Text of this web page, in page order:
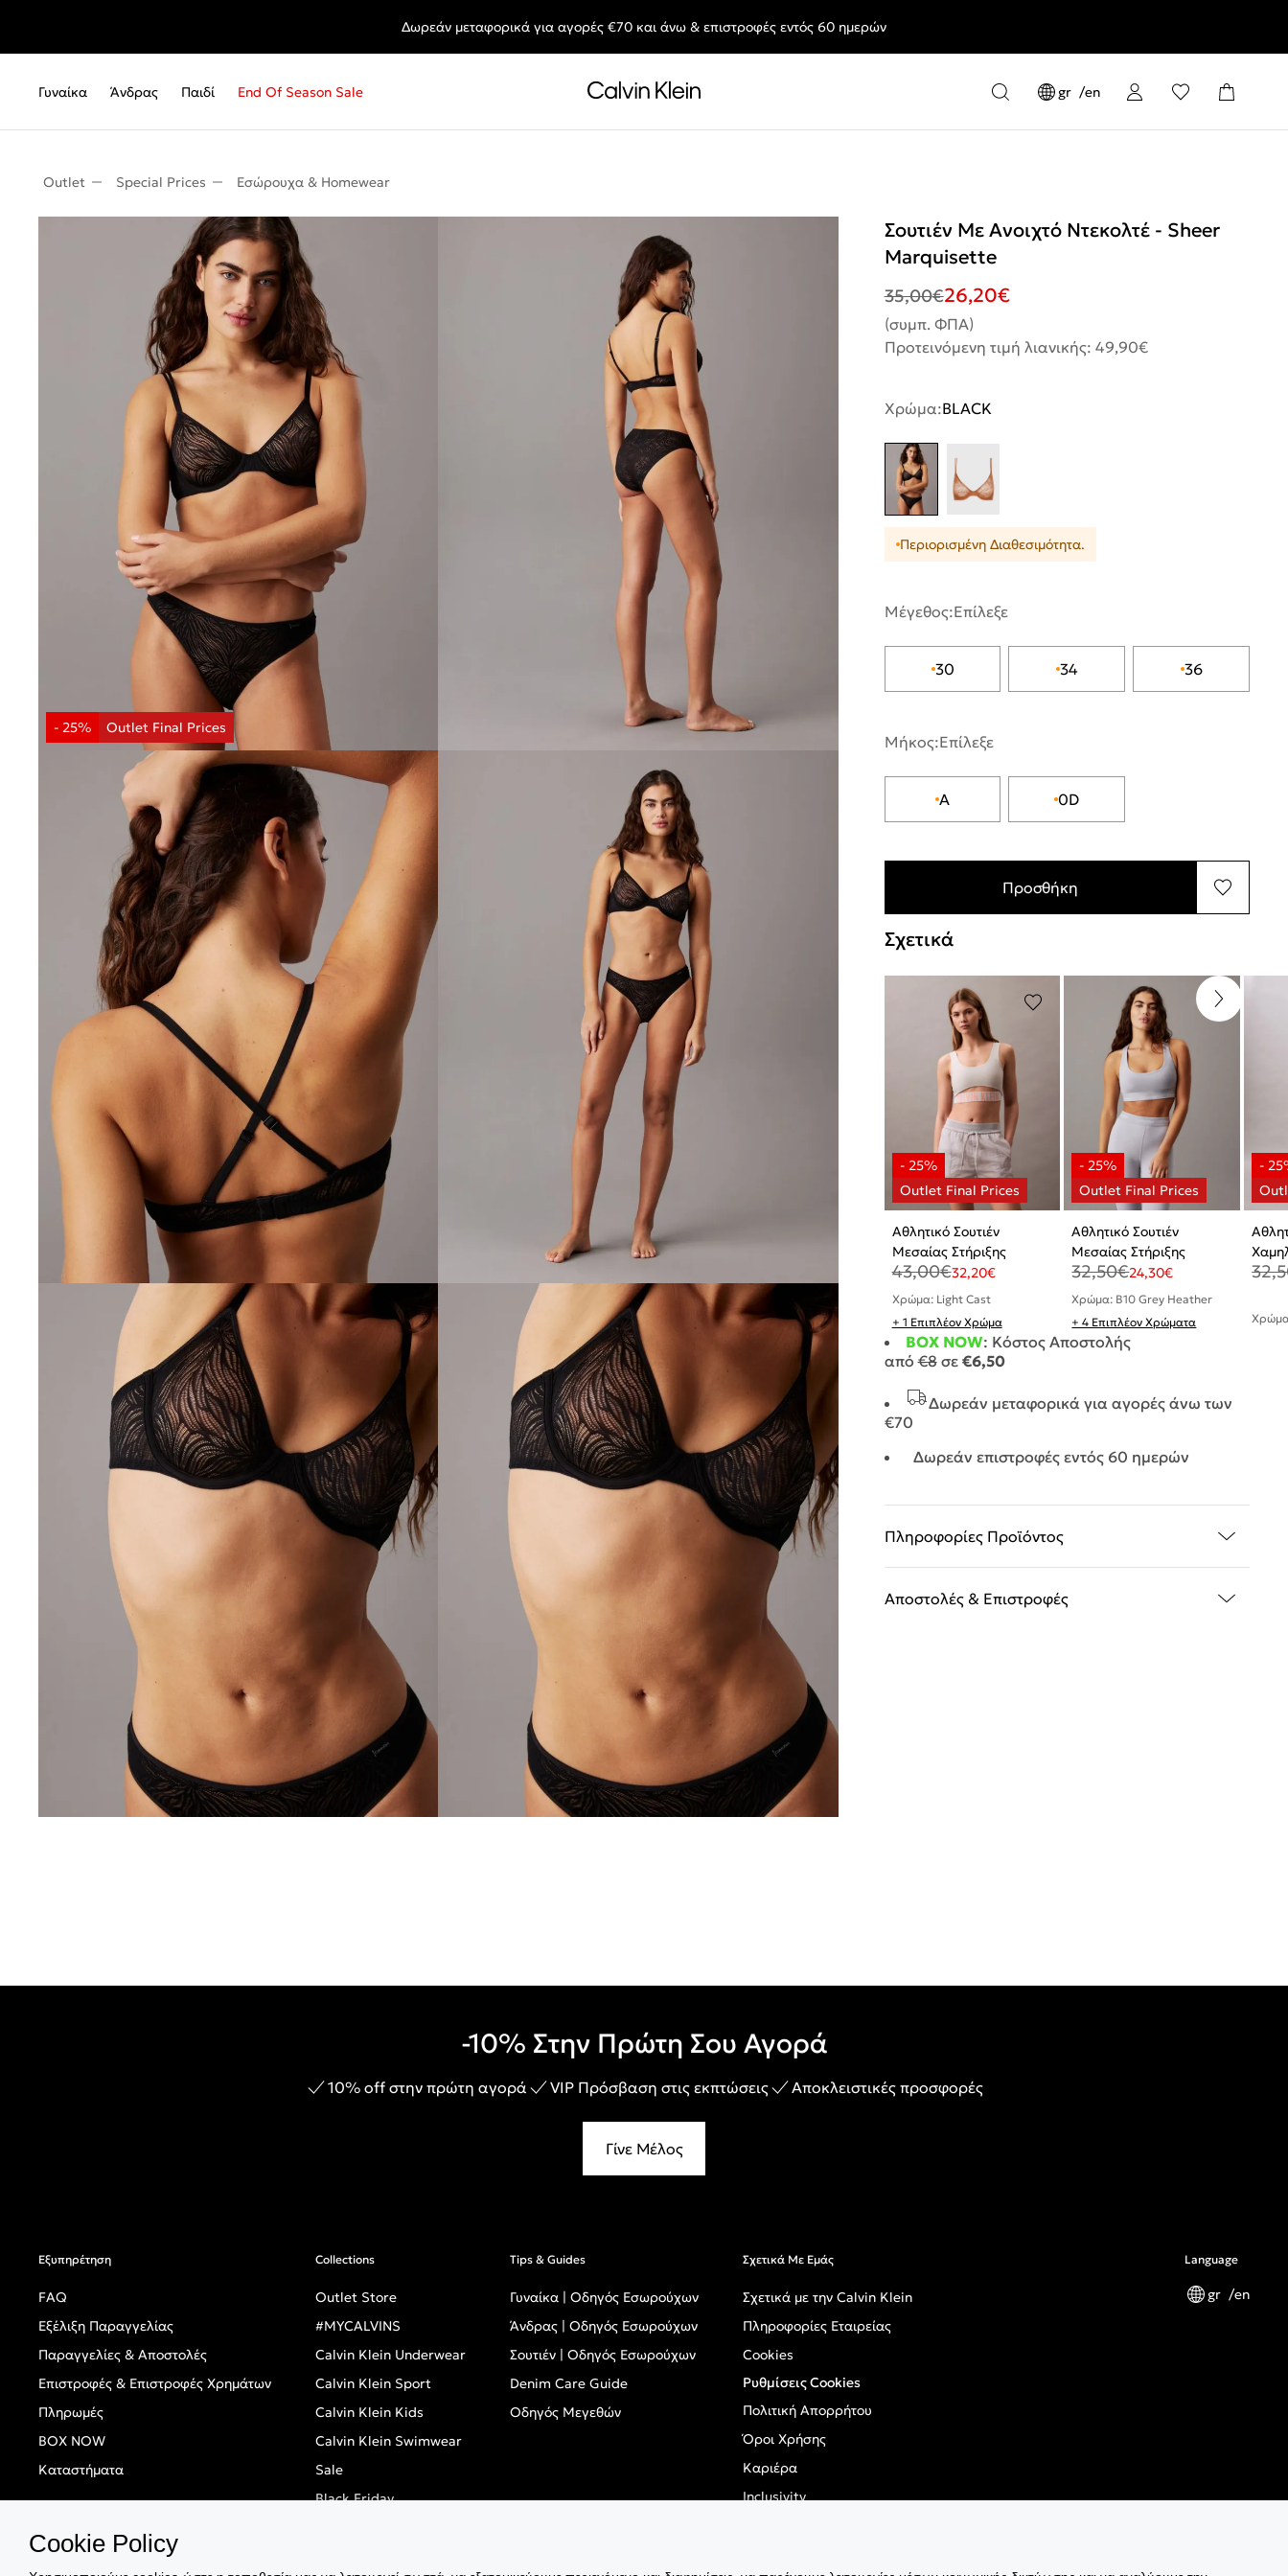
End of Season Sale: Αγαπημένα styles, στις τιμές που θες.
Δωρεάν μεταφορικά για αγορές €70 και άνω & επιστροφές εντός 60 ημερών
Γυναίκα Άνδρας Παιδί End Of Season Sale gr en
Outlet Special Prices Εσώρουχα & Homewear
Σουτιέν Με Ανοιχτό Ντεκολτέ - Sheer
Marquisette
35,00€26,20€
(συμπ. ΦΠΑ)
Προτεινόμενη τιμή λιανικής: 49,90€
Χρώμα:BLACK
Περιορισμένη Διαθεσιμότητα.
Μέγεθος:Επίλεξε
30 34 36
Μήκος:Επίλεξε
A 0D
Προσθήκη
Σχετικά
Αθλητικό Σουτιέν
Μεσαίας Στήριξης
43,00€32,20€
Χρώμα: Light Cast
+ 1 Επιπλέον Χρώμα
Αθλητικό Σουτιέν
Μεσαίας Στήριξης
32,50€24,30€
Χρώμα: B10 Grey Heather
+ 4 Επιπλέον Χρώματα
BOX NOW: Κόστος Αποστολής
από€8σε €6,50
Δωρεάν μεταφορικά για αγορές άνω των
€70
Δωρεάν επιστροφές εντός 60 ημερών
Πληροφορίες Προϊόντος
Αποστολές & Επιστροφές
-10% Στην Πρώτη Σου Αγορά
10% off στην πρώτη αγορά VIP Πρόσβαση στις εκπτώσεις Αποκλειστικές προσφορές
Γίνε Μέλος
Εξυπηρέτηση
FAQ
Εξέλιξη Παραγγελίας
Παραγγελίες & Αποστολές
Επιστροφές & Επιστροφές Χρημάτων
Πληρωμές
BOX NOW
Καταστήματα
Collections
Outlet Store
#MYCALVINS
Calvin Klein Underwear
Calvin Klein Sport
Calvin Klein Kids
Calvin Klein Swimwear
Sale
Black Friday
Tips & Guides
Γυναίκα | Οδηγός Εσωρούχων
Άνδρας | Οδηγός Εσωρούχων
Σουτιέν | Οδηγός Εσωρούχων
Denim Care Guide
Οδηγός Μεγεθών
Σχετικά Με Εμάς
Σχετικά με την Calvin Klein
Πληροφορίες Εταιρείας
Cookies
Ρυθμίσεις Cookies
Πολιτική Απορρήτου
Όροι Χρήσης
Καριέρα
Inclusivity
Language
gr en
Cookie Policy